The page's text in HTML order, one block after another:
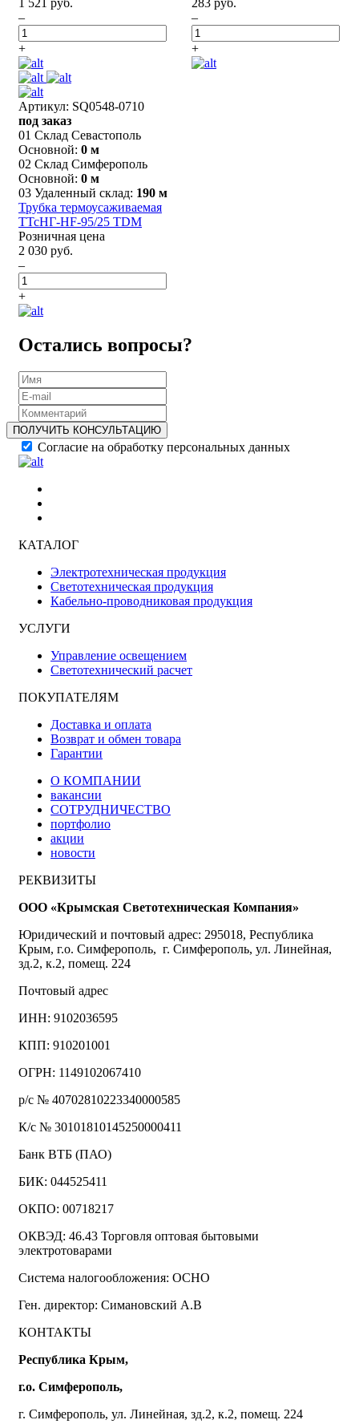
–
+
–
+
Артикул: SQ0548-0710
под заказ
01 Склад Севастополь
Основной: 0 м
02 Склад Симферополь
Основной: 0 м
03 Удаленный склад: 190 м
Трубка термоусаживаемая
ТТсНГ-HF-95/25 TDM
Розничная цена
2 030 руб.
–
+
Остались вопросы?
ПОЛУЧИТЬ КОНСУЛЬТАЦИЮ
Согласие на обработку персональных данных
КАТАЛОГ
Электротехническая продукция
Светотехническая продукция
Кабельно-проводниковая продукция
УСЛУГИ
Управление освещением
Светотехнический расчет
ПОКУПАТЕЛЯМ
Доставка и оплата
Возврат и обмен товара
Гарантии
О КОМПАНИИ
вакансии
СОТРУДНИЧЕСТВО
портфолио
акции
новости
РЕКВИЗИТЫ
ООО «Крымская Светотехническая Компания»
Юридический и почтовый адрес: 295018, Республика
Крым, г.о. Симферополь, г. Симферополь, ул. Линейная,
зд.2, к.2, помещ. 224
Почтовый адрес
ИНН: 9102036595
КПП: 910201001
ОГРН: 1149102067410
р/с № 40702810223340000585
К/с № 30101810145250000411
Банк ВТБ (ПАО)
БИК: 044525411
ОКПО: 00718217
ОКВЭД: 46.43 Торговля оптовая бытовыми
электротоварами
Система налогообложения: ОСНО
Ген. директор: Симановский А.В
КОНТАКТЫ
Республика Крым,
г.о. Симферополь,
г. Симферополь, ул. Линейная, зд.2, к.2, помещ. 224